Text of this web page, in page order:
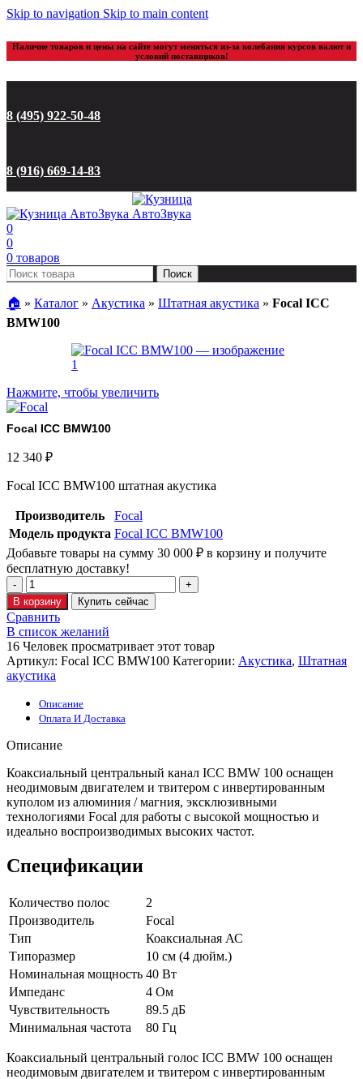
Skip to navigation Skip to main content
Наличие товаров и цены на сайте могут меняться из-за колебания курсов валют и
условий поставщиков!
8 (495) 922-50-48
8 (916) 669-14-83
0
0
0 товаров
Поиск
🏠︎ » Каталог » Акустика » Штатная акустика » Focal ICC
BMW100
Нажмите, чтобы увеличить
Focal ICC BMW100
12 340 ₽
Focal ICC BMW100 штатная акустика
Производитель
Focal
Модель продукта Focal ICC BMW100
Добавьте товары на сумму 30 000 ₽ в корзину и получите
бесплатную доставку!
В корзину Купить сейчас
Сравнить
В список желаний
16 Человек просматривает этот товар
Артикул: Focal ICC BMW100 Категории: Акустика, Штатная
акустика
Описание
Оплата И Доставка
Описание
Коаксиальный центральный канал ICC BMW 100 оснащен
неодимовым двигателем и твитером с инвертированным
куполом из алюминия / магния, эксклюзивными
технологиями Focal для работы с высокой мощностью и
идеально воспроизводимых высоких частот.
Спецификации
Количество полос
2
Производитель
Focal
Тип
Коаксиальная АС
Типоразмер
10 см (4 дюйм.)
Номинальная мощность 40 Вт
Импеданс
4 Ом
Чувствительность
89.5 дБ
Минимальная частота
80 Гц
Коаксиальный центральный голос ICC BMW 100 оснащен
неодимовым двигателем и твитером с инвертированным